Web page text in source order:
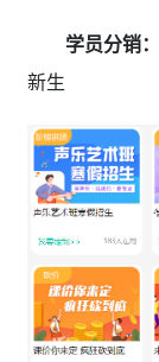
学员分销：
新生